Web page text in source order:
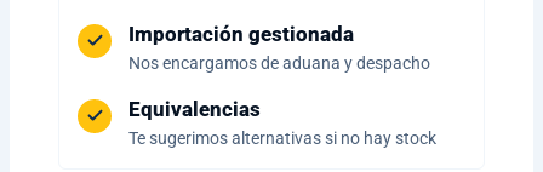
Importación gestionada
Nos encargamos de aduana y despacho
Equivalencias
Te sugerimos alternativas si no hay stock